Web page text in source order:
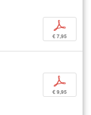
p
€ 7,95
p
€ 9,95